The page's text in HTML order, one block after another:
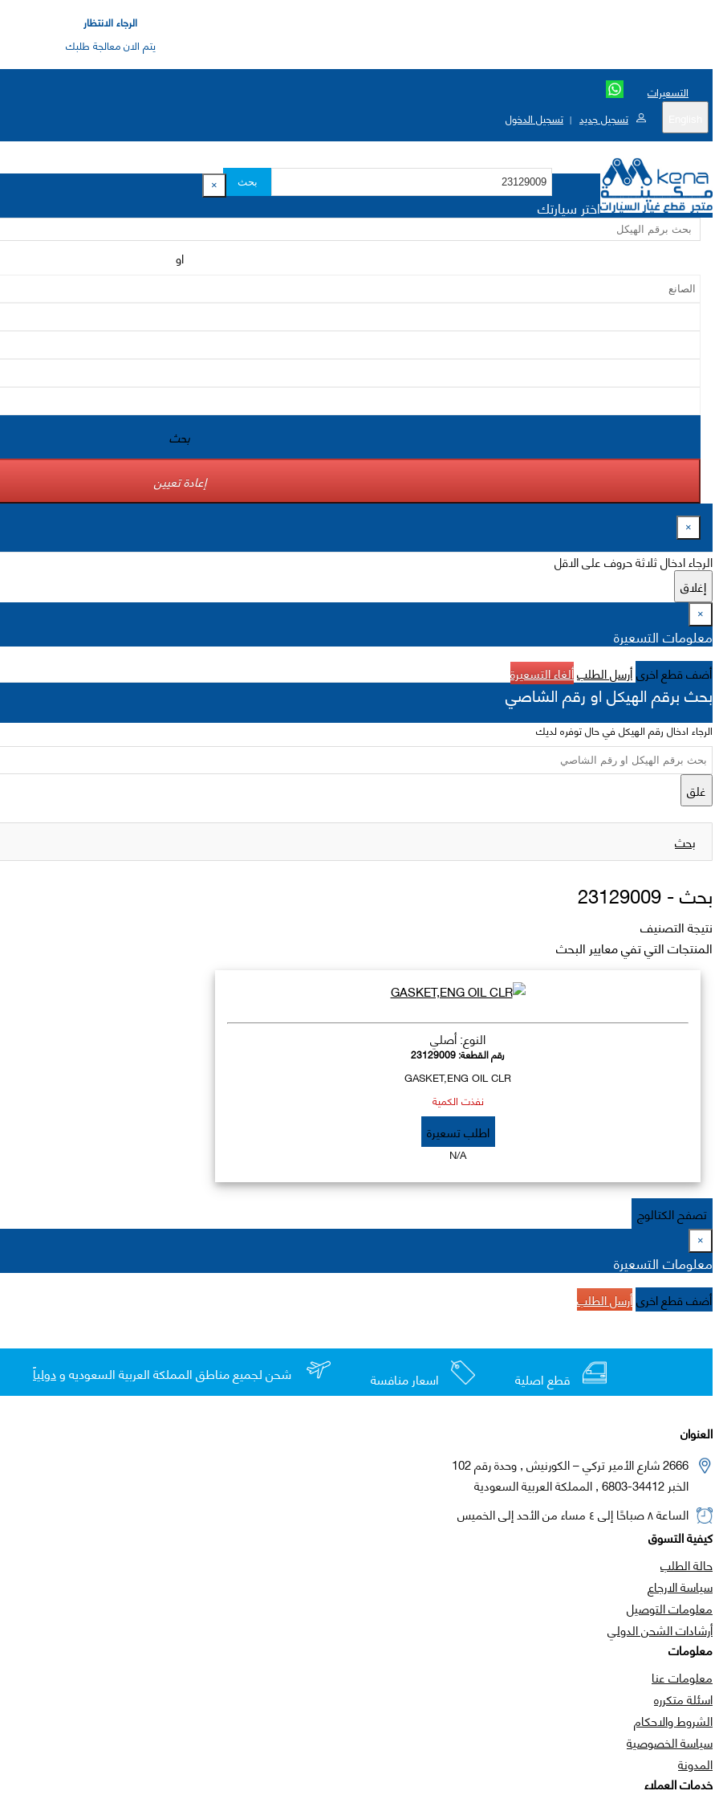
الرجاء الانتظار
يتم الان معالجة طلبك
التسعيرات
تسجيل جديد | تسجيل الدخول
بحث ×
اختر سيارتك
او
بحث
إعادة تعيين
×
الرجاء ادخال ثلاثة حروف على الاقل
إغلاق
×
معلومات التسعيرة
أضف قطع اخرىأرسل الطلبألغاء التسعيرة
بحث برقم الهيكل او رقم الشاصي
الرجاء ادخال رقم الهيكل في حال توفره لديك
غلق
بحث
بحث -23129009
نتيجة التصنيف
المنتجات التي تفي معايير البحث
النوع: أصلي
رقم القطعة:23129009
GASKET,ENG OIL CLR
نفذت الكمية
اطلب تسعيرة
N/A
تصفح الكتالوج
×
معلومات التسعيرة
أضف قطع اخرىأرسل الطلب
قطع اصلية اسعار منافسة شحن لجميع مناطق المملكة العربية السعوديه ودولياً
العنوان
2666 شارع الأمير تركي – الكورنيش , وحدة رقم 102
الخبر 34412-6803 , المملكة العربية السعودية
الساعة ٨ صباحًا إلى ٤ مساء من الأحد إلى الخميس
كيفية التسوق
حالة الطلب
سياسة الارجاع
معلومات التوصيل
أرشادات الشحن الدولي
معلومات
معلومات عنا
اسئلة متكرره
الشروط والاحكام
سياسة الخصوصية
المدونة
خدمات العملاء